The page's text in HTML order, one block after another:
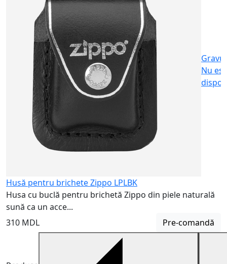
Nu
Husă pentru brichete Zippo LPLBK
Husa cu buclă pentru brichetă Zippo din piele naturală
sună ca un acce...
310 MDL
Pre-comandă